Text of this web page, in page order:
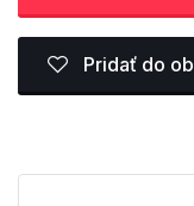
Pridať do